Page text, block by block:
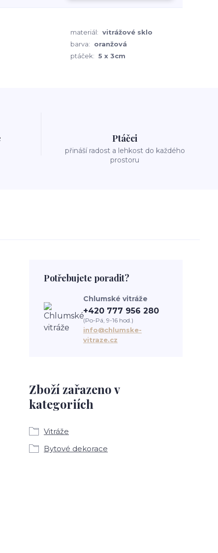
materiál: vitrážové sklo
barva:
oranžová
ptáček: 5 x 3cm
Ptáčci
přináší radost a lehkost do každého
prostoru
Zboží zařazeno v
kategoriích
Vitráže
Bytové dekorace
Potřebujete poradit?
Chlumské vitráže
+420 777 956 280
(Po-Pá, 9-16 hod.)
info@chlumske-
vitraze.cz